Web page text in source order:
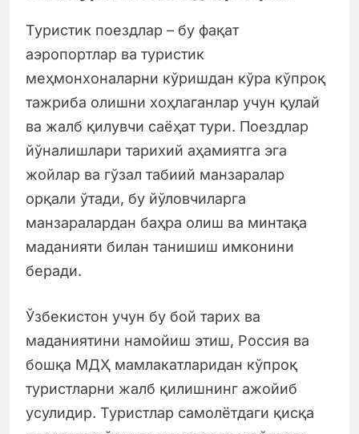
Туристик поездлар – бу фақат
аэропортлар ва туристик
меҳмонхоналарни кўришдан кўра кўпроқ
тажриба олишни хоҳлаганлар учун қулай
ва жалб қилувчи саёҳат тури. Поездлар
йўналишлари тарихий аҳамиятга эга
жойлар ва гўзал табиий манзаралар
орқали ўтади, бу йўловчиларга
манзаралардан баҳра олиш ва минтақа
маданияти билан танишиш имконини
беради.
Ўзбекистон учун бу бой тарих ва
маданиятини намойиш этиш, Россия ва
бошқа МДҲ мамлакатларидан кўпроқ
туристларни жалб қилишнинг ажойиб
усулидир. Туристлар самолётдаги қисқа